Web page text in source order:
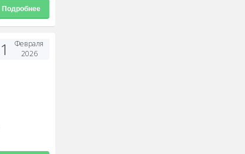
Подробнее
1
Февраля
2026